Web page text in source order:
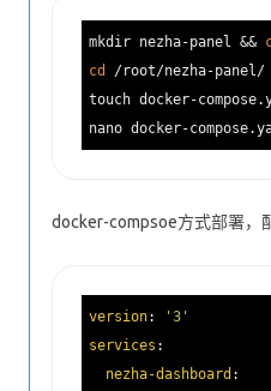
mkdir nezha-panel &&
cd
/root/nezha-panel/
touch docker-
nano docker-
docker-compsoe方式部署，
version:
'3'
services :
nezha-dashboard :